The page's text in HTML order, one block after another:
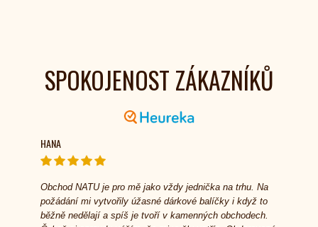
SPOKOJENOST ZÁKAZNÍKŮ
HANA
Obchod NATU je pro mě jako vždy jednička na trhu. Na
požádání mi vytvořily úžasné dárkové balíčky i když to
běžně nedělají a spíš je tvoří v kamenných obchodech.